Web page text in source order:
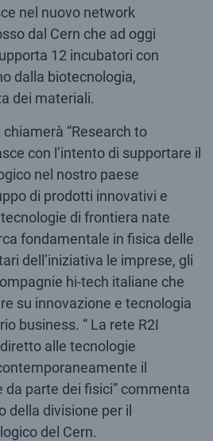
nel nuovo network
dal Cern che ad oggi
12 incubatori con
dalla biotecnologia,
dei materiali.
“Research to
con l’intento di supportare il
nel nostro paese
di prodotti innovativi e
di frontiera nate
fondamentale in fisica delle
dell’iniziativa le imprese, gli
hi-tech italiane che
su innovazione e tecnologia
business. “ La rete R2I
alle tecnologie
il
da parte dei fisici” commenta
della divisione per il
del Cern.